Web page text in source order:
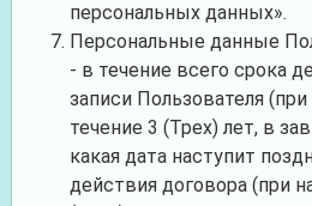
персональных данных».
Персональные данные
- в течение всего срока
записи Пользователя (при
течение 3 (Трех) лет, в
какая дата наступит
действия договора (при